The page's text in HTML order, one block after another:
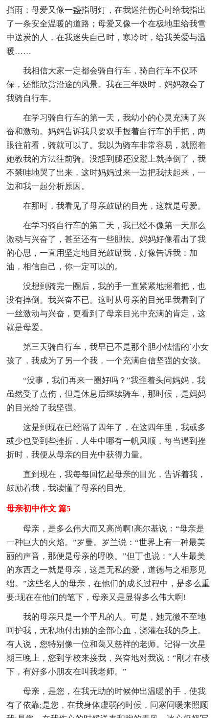
挡雨；母爱又像一盏指明灯，在我迷茫伤心时给我指出
了一条安全温暖的道路；母爱又像一个在极地里给我雪
中送炭的人，在我迷失自己时，寒冷时，给我关爱与温
暖……
我相信大家一定都会骑自行车，骑自行车不仅环
保，还能欣赏沿途的风景。我在三年级时，妈妈教会了
我骑自行车。
在学习骑自行车的第一天，我幼小的心灵充满了兴
奋和激动。妈妈告诉我只要双手握着自行车的手把，两
眼往前看，骑就可以了。我以为骑车非常容易，就照着
她教我的方法往前骑。没想到腿还没蹬上就摔倒了，我
不禁哇地哭了出来，这时妈妈过来一边把我扶起来，一
边和我一起分析原因。
在那时，我看见了母亲鼓励的目光，这就是母爱。
在学习骑自行车的第二天，我已经不像第一天那么
激动与兴奋了，甚至还有一些胆怯。妈妈好像看出了我
的心思，一直用坚定地目光鼓励我，好像告诉我：加
油，相信自己，你一定可以的。
没想到骑完一圈后，我的手一直紧紧地握着把，也
没有摔倒。我兴奋不已。这时从母亲的目光里我看到了
一丝激动与兴奋，更看到了母亲目光中充满的肯定，这
就是母爱。
第三天骑自行车，我早已不是那个胆小怯懦的`小女
孩了，我成为了另一个我，一个充满自信坚强的女孩。
“没事，我们再来一圈好吗？”我歪着头问妈妈，我
虽然受了点伤，但是休息后继续骑车，那时候，是妈妈
的目光给了我坚强。
这是到现在已经隔了四年了，在这四年里，我或多
或少也受到些挫折，人生中哪有一帆风顺，每当遇到挫
折时，我便从母亲的目光中获得力量。
直到现在，我每每回忆起母亲的目光，告诉着我，
鼓励着我，我读懂了母亲的目光。
母亲初中作文 篇5
母亲，是多么伟大而又高尚啊!高尔基说：“母亲是
一种巨大的火焰。”罗曼。罗兰说：“世界上有一种最美
丽的声音，那便是母亲的呼唤。”但丁也说：“人生最美
的东西之一就是母亲，这是无私的爱，道德与之相形见
绌。”这些名人的母亲，在他们的成长过程中，是多么重
要;现在在他们的笔下，母亲又是显得多么伟大啊!
我的母亲只是一个平凡的人。可是，她无微不至地
呵护我，无私地付出她的全部心血，浇灌在我的身上。
有人说，您特别像一位和蔼又慈祥的老师。记得一次星
期三晚上，您到学校来接我，兴奋地对我说：“刚才在楼
下，有好多小朋友在叫我老师。”
母亲，是您，在我无助的时候伸出温暖的手，使我
有了依靠;是您，在我身体虚弱的时候，问寒问暖来照顾